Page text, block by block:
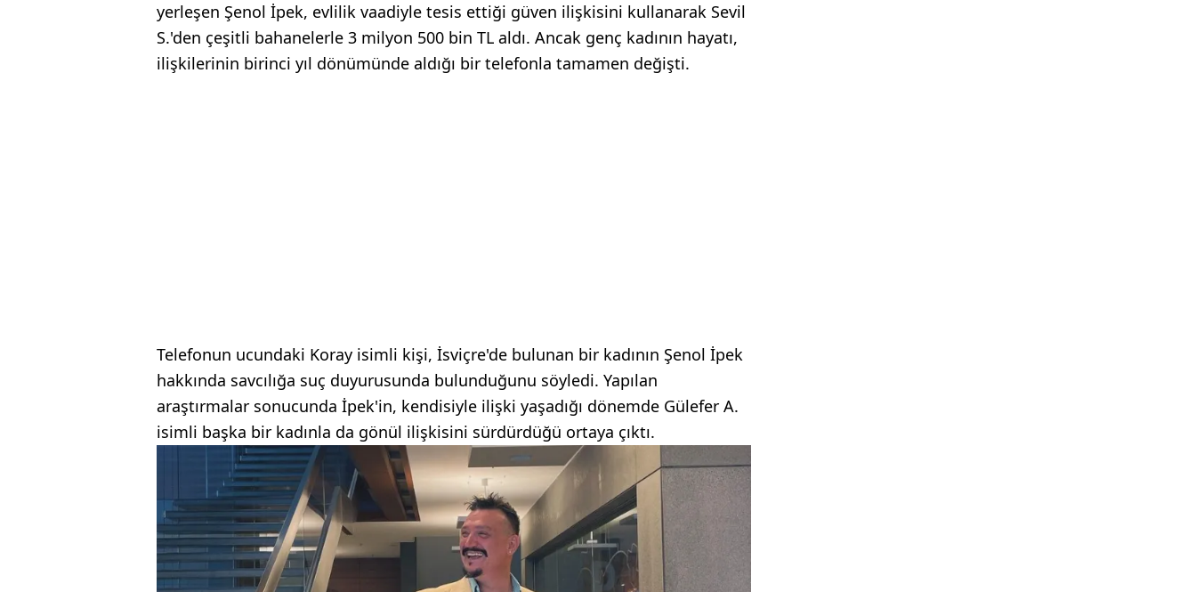
yerleşen Şenol İpek, evlilik vaadiyle tesis ettiği güven ilişkisini kullanarak Sevil
S.'den çeşitli bahanelerle 3 milyon 500 bin TL aldı. Ancak genç kadının hayatı,
ilişkilerinin birinci yıl dönümünde aldığı bir telefonla tamamen değişti.
Telefonun ucundaki Koray isimli kişi, İsviçre'de bulunan bir kadının Şenol İpek
hakkında savcılığa suç duyurusunda bulunduğunu söyledi. Yapılan
araştırmalar sonucunda İpek'in, kendisiyle ilişki yaşadığı dönemde Gülefer A.
isimli başka bir kadınla da gönül ilişkisini sürdürdüğü ortaya çıktı.